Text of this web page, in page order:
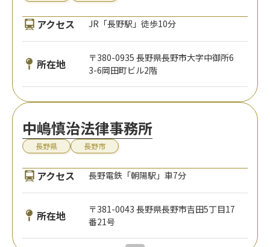
アクセス JR「長野駅」徒歩10分
所在地
〒380-0935 長野県長野市大字中御所6
3-6岡田町ビル2階
中嶋慎治法律事務所
長野県 長野市
アクセス 長野電鉄「朝陽駅」車7分
所在地
〒381-0043 長野県長野市吉田5丁目17
番21号